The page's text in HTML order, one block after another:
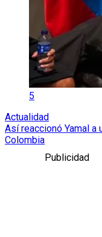
5
Actualidad
Así reaccionó Yamal
Colombia
Publicidad